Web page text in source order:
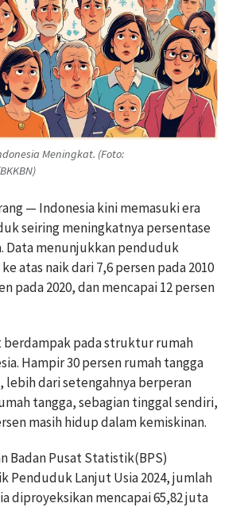
Meningkat. (Foto:
— Indonesia kini memasuki era
seiring meningkatnya persentase
Data menunjukkan penduduk
atas naik dari 7,6 persen pada 2010
pada 2020, dan mencapai 12 persen
pada struktur rumah
Hampir 30 persen rumah tangga
lebih dari setengahnya berperan
tangga, sebagian tinggal sendiri,
masih hidup dalam kemiskinan.
Badan Pusat Statistik(BPS)
Penduduk Lanjut Usia 2024, jumlah
diproyeksikan mencapai 65,82 juta